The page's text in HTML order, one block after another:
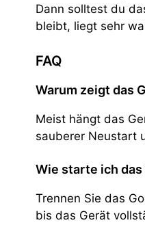
Dann solltest du
bleibt, liegt sehr
FAQ
Warum zeigt das
Meist hängt das
sauberer Neustart
Wie starte ich
Trennen Sie das
bis das Gerät